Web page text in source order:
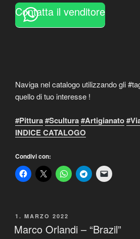
Contatta il venditore
Naviga nel catalogo utilizzando gli
quello di tuo interesse !
#Pittura#Scultura#Artigianato
INDICE CATALOGO
Condivi con:
PUBBLICATO
IL
1. MARZO 2022
Marco Orlandi – “Brazil”